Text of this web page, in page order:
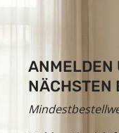
ANMELDEN
NÄCHSTEN